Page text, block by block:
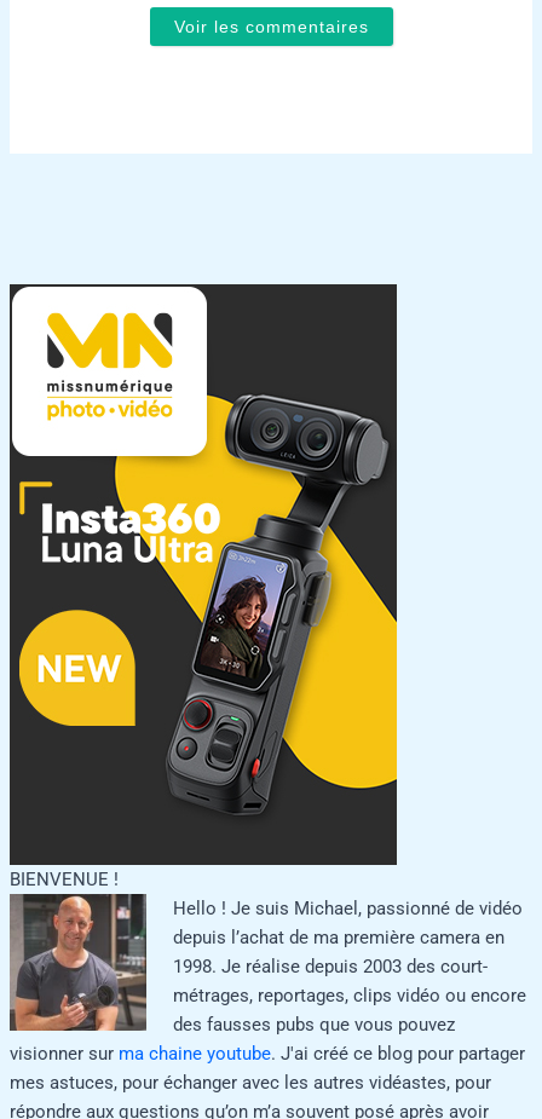
Voir les commentaires
BIENVENUE !
Hello ! Je suis Michael, passionné de vidéo
depuis l’achat de ma première camera en
1998. Je réalise depuis 2003 des court-
métrages, reportages, clips vidéo ou encore
des fausses pubs que vous pouvez
visionner sur ma chaine youtube. J'ai créé ce blog pour partager
mes astuces, pour échanger avec les autres vidéastes, pour
répondre aux questions qu’on m’a souvent posé après avoir